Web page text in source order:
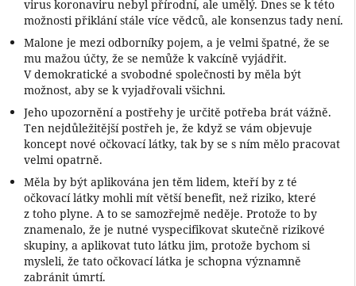
virus koronaviru nebyl přírodní, ale umělý. Dnes se k této
možnosti přiklání stále více vědců, ale konsenzus tady není.
Malone je mezi odborníky pojem, a je velmi špatné, že se
mu mažou účty, že se nemůže k vakcíně vyjádřit.
V demokratické a svobodné společnosti by měla být
možnost, aby se k vyjadřovali všichni.
Jeho upozornění a postřehy je určitě potřeba brát vážně.
Ten nejdůležitější postřeh je, že když se vám objevuje
koncept nové očkovací látky, tak by se s ním mělo pracovat
velmi opatrně.
Měla by být aplikována jen těm lidem, kteří by z té
očkovací látky mohli mít větší benefit, než riziko, které
z toho plyne. A to se samozřejmě neděje. Protože to by
znamenalo, že je nutné vyspecifikovat skutečně rizikové
skupiny, a aplikovat tuto látku jim, protože bychom si
mysleli, že tato očkovací látka je schopna významně
zabránit úmrtí.